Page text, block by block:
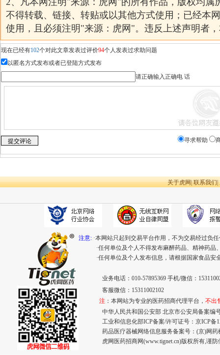
不得转载、链接、转贴或以其他方式使用；已经本
使用，且必须注明"来源：虎网"。违反上述声明者
现在已经有102个对此文章发表过评价94个人发表过求助问题
以匿名方式发布或者已登陆方式发布
请正确输入正确电 话
寻求帮助
关于虎网|联系我们|
注意: ·本网站只起到交易平台作用，不为交易经过负
·任何单位及个人不得发布麻醉药品、精神药
·任何单位及个人发布信息，请根据国家食品
业务电话：010-57895369 手机/微信：
客服微信：15311002102
注 ：本网站为专业的医药招商代理平台， 不出
中华人民共和国公安部 北京市公安局备案编
工业和信息化部ICP备案/许可证号： 京ICP备
药品医疗器械网络信息服务备案号：(京)网药
虎网医药招商网(www.tignet.cn)版权所有,谨防